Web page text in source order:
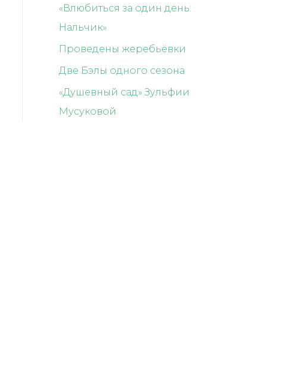
«Влюбиться за один день:
Нальчик»
Проведены жеребьёвки
Две Бэлы одного сезона
«Душевный сад» Зульфии
Мусуковой